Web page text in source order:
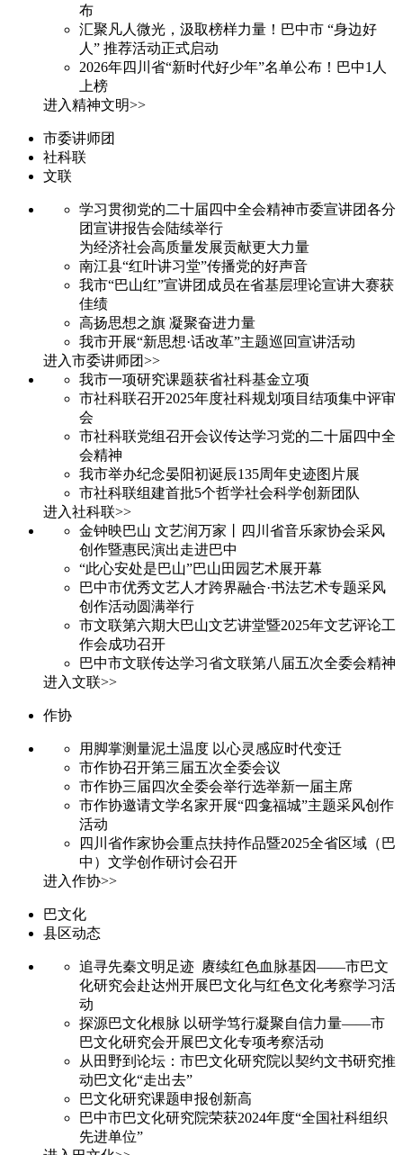
布
汇聚凡人微光，汲取榜样力量！巴中市 “身边好
人” 推荐活动正式启动
2026年四川省“新时代好少年”名单公布！巴中1人
上榜
进入精神文明>>
市委讲师团
社科联
文联
学习贯彻党的二十届四中全会精神市委宣讲团各分
团宣讲报告会陆续举行
为经济社会高质量发展贡献更大力量
南江县“红叶讲习堂”传播党的好声音
我市“巴山红”宣讲团成员在省基层理论宣讲大赛获
佳绩
高扬思想之旗 凝聚奋进力量
我市开展“新思想·话改革”主题巡回宣讲活动
进入市委讲师团>>
我市一项研究课题获省社科基金立项
市社科联召开2025年度社科规划项目结项集中评审
会
市社科联党组召开会议传达学习党的二十届四中全
会精神
我市举办纪念晏阳初诞辰135周年史迹图片展
市社科联组建首批5个哲学社会科学创新团队
进入社科联>>
金钟映巴山 文艺润万家丨四川省音乐家协会采风
创作暨惠民演出走进巴中
“此心安处是巴山”巴山田园艺术展开幕
巴中市优秀文艺人才跨界融合·书法艺术专题采风
创作活动圆满举行
市文联第六期大巴山文艺讲堂暨2025年文艺评论工
作会成功召开
巴中市文联传达学习省文联第八届五次全委会精神
进入文联>>
作协
用脚掌测量泥土温度 以心灵感应时代变迁
市作协召开第三届五次全委会议
市作协三届四次全委会举行选举新一届主席
市作协邀请文学名家开展“四龛福城”主题采风创作
活动
四川省作家协会重点扶持作品暨2025全省区域（巴
中）文学创作研讨会召开
进入作协>>
巴文化
县区动态
追寻先秦文明足迹 赓续红色血脉基因——市巴文
化研究会赴达州开展巴文化与红色文化考察学习活
动
探源巴文化根脉 以研学笃行凝聚自信力量——市
巴文化研究会开展巴文化专项考察活动
从田野到论坛：市巴文化研究院以契约文书研究推
动巴文化“走出去”
巴文化研究课题申报创新高
巴中市巴文化研究院荣获2024年度“全国社科组织
先进单位”